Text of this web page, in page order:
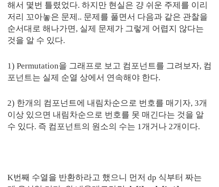
해서 몇번 틀렸었다. 하지만 현실은 걍 쉬운 주제를 이리
저리 꼬아놓은 문제.. 문제를 풀면서 다음과 같은 관찰을
순서대로 해나가면, 실제 문제가 그렇게 어렵지 않다는
것을 알 수 있다.
1) Permutation을 그래프로 보고 컴포넌트를 그려보자, 컴
포넌트는 실제 순열 상에서 연속해야 한다.
2) 한개의 컴포넌트에 내림차순으로 번호를 매기자, 3개
이상 있으면 내림차순으로 번호를 못 매긴다는 것을 알
수 있다. 즉 컴포넌트의 원소의 수는 1개거나 2개이다.
K번째 수열을 반환하라고 했으니 먼저 dp 식부터 짜는